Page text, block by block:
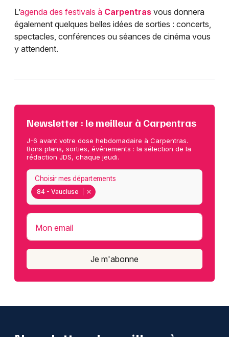
L’agenda des festivals à Carpentras vous donnera
également quelques belles idées de sorties : concerts,
spectacles, conférences ou séances de cinéma vous
y attendent.
Newsletter : le meilleur à Carpentras
J-6 avant votre dose hebdomadaire à Carpentras.
Bons plans, sorties, événements : la sélection de la
rédaction JDS, chaque jeudi.
84 - Vaucluse
Choisir mes départements
Mon email
Je m'abonne